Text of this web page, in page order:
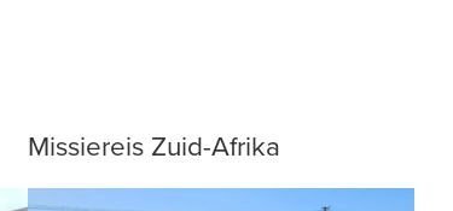
Missiereis Zuid-Afrika